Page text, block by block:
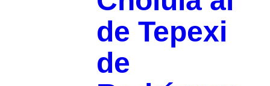
de Tepexi
de